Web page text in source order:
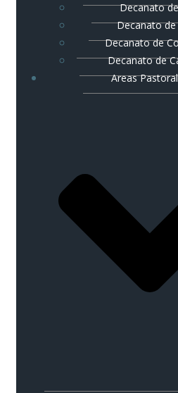
Decanato
Decanato de
Decanato de
Decanato de
Areas